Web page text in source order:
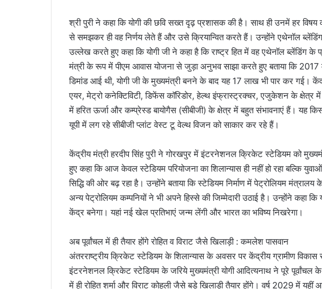
श्री पुरी ने कहा कि योगी की छवि सख्त दृढ़ प्रशासक की है। साथ ही उनमें हर विषय
से समझकर ही वह निर्णय लेते हैं और उसे क्रियान्वित करते हैं। उन्होंने एथेनॉल
उल्लेख करते हुए कहा कि योगी जी ने कहा है कि राष्ट्र हित में वह एथेनॉल ब्लेंडिंग के
मंत्री के रूप में पीएम आवास योजना से जुड़ा अनुभव साझा करते हुए बताया कि
डिमांड आई थी, योगी जी के मुख्यमंत्री बनने के बाद यह 17 लाख भी पार कर गई।
एयर, मेट्रो कनेक्टिविटी, डिफेंस कॉरिडोर, हेल्थ इंफ्रास्ट्रक्चर, एजुकेशन के क्षेत्र
में हरित ऊर्जा और कम्प्रेस्ड बायोगैस (सीबीजी) के क्षेत्र में बहुत संभावनाएं हैं। यह
यूपी में लग रहे सीबीजी प्लांट वेस्ट टू वेल्थ विजन को साकार कर रहे हैं।
केंद्रीय मंत्री हरदीप सिंह पुरी ने गोरखपुर में इंटरनेशनल क्रिकेट स्टेडियम को
हुए कहा कि आज केवल स्टेडियम परियोजना का शिलान्यास ही नहीं हो रहा बल्कि
सिद्धि की ओर बढ़ रहा है। उन्होंने बताया कि स्टेडियम निर्माण में पेट्रोलियम
अन्य पेट्रोलियम कम्पनियों ने भी अपने हिस्से की जिम्मेदारी उठाई है। उन्होंने
केंद्र बनेगा। यहां नई खेल प्रतिभाएं जन्म लेंगी और भारत का भविष्य निखरेगा।
अब पूर्वांचल में ही तैयार होंगे रोहित व विराट जैसे खिलाड़ी : कमलेश पासवान
अंतरराष्ट्रीय क्रिकेट स्टेडियम के शिलान्यास के अवसर पर केंद्रीय ग्रामीण
इंटरनेशनल क्रिकेट स्टेडियम के जरिये मुख्यमंत्री योगी आदित्यनाथ ने पूरे पूर्वांचल
में ही रोहित शर्मा और विराट कोहली जैसे बड़े खिलाड़ी तैयार होंगे। वर्ष 2029 में